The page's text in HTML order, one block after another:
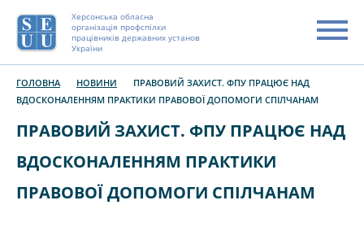
Херсонська обласна
організація профспілки
працівників державних установ
України
ГОЛОВНА НОВИНИ
ПРАВОВИЙ ЗАХИСТ. ФПУ ПРАЦЮЄ НАД
ВДОСКОНАЛЕННЯМ ПРАКТИКИ ПРАВОВОЇ ДОПОМОГИ СПІЛЧАНАМ
ПРАВОВИЙ ЗАХИСТ. ФПУ ПРАЦЮЄ НАД
ВДОСКОНАЛЕННЯМ ПРАКТИКИ
ПРАВОВОЇ ДОПОМОГИ СПІЛЧАНАМ